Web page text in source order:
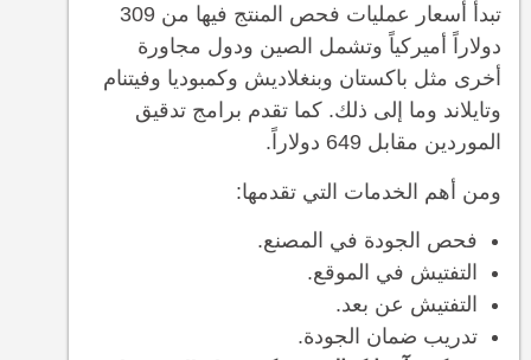
تبدأ أسعار عمليات فحص المنتج فيها من 309
دولاراً أميركياً وتشمل الصين ودول مجاورة
أخرى مثل باكستان وبنغلاديش وكمبوديا وفيتنام
وتايلاند وما إلى ذلك. كما تقدم برامج تدقيق
الموردين مقابل 649 دولاراً.
ومن أهم الخدمات التي تقدمها:
فحص الجودة في المصنع.
التفتيش في الموقع.
التفتيش عن بعد.
تدريب ضمان الجودة.